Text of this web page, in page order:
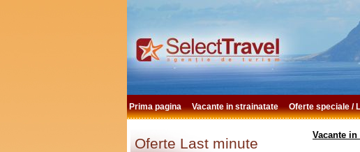
Prima pagina Vacante in strainatate Oferte speciale /
Oferte Last minute
Vacante